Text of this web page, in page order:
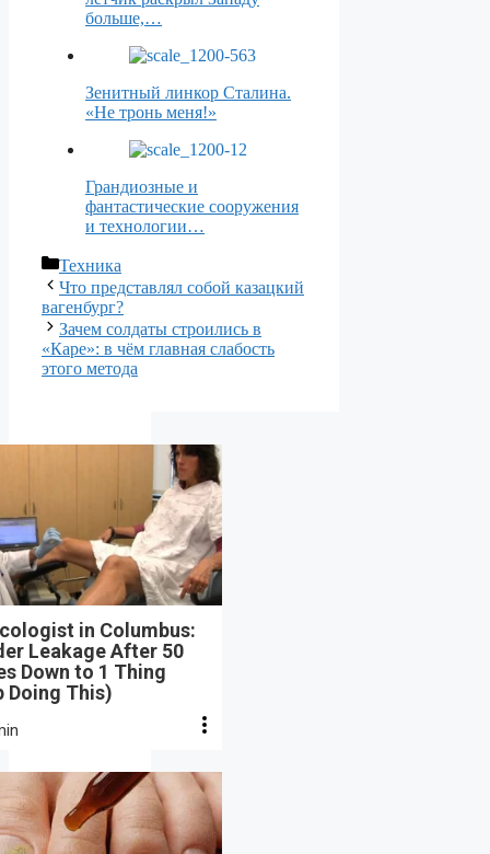
больше,…
Зенитный линкор Сталина.
«Не тронь меня!»
Грандиозные и
фантастические сооружения
и технологии…
Рубрики
Техника
Что представлял собой казацкий
вагенбург?
Зачем солдаты строились в
«Каре»: в чём главная слабость
этого метода
in Columbus:
Leakage After 50
Down to 1 Thing
Doing This)